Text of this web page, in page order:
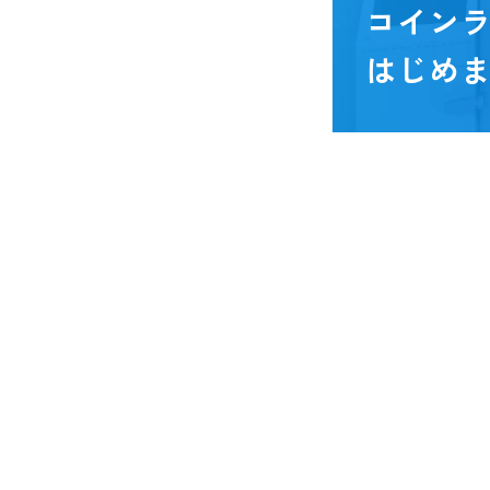
コイン
はじめ